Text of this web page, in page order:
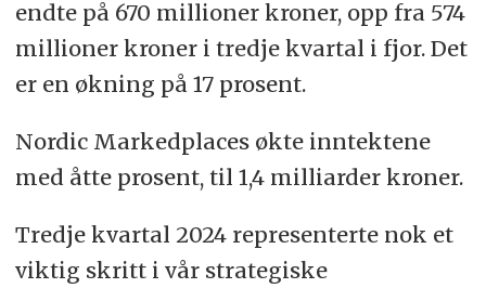
endte på 670 millioner kroner, opp fra 574
millioner kroner i tredje kvartal i fjor. Det
er en økning på 17 prosent.
Nordic Markedplaces økte inntektene
med åtte prosent, til 1,4 milliarder kroner.
Tredje kvartal 2024 representerte nok et
viktig skritt i vår strategiske